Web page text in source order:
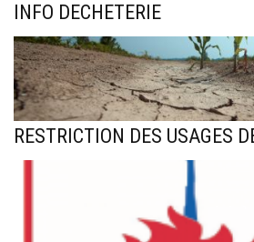
INFO DECHETERIE
RESTRICTION DES USAGES